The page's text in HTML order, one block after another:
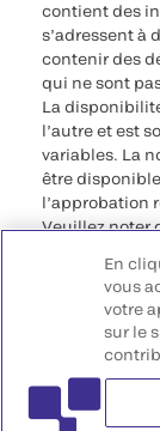
contient des
s’adressent à
contenir des
qui ne sont
La
l’autre et est
variables. La
être
l’approbation
Veuillez noter
conformes à
votre pays
©2026
QuidelOrtho
En
vous
votre
sur le